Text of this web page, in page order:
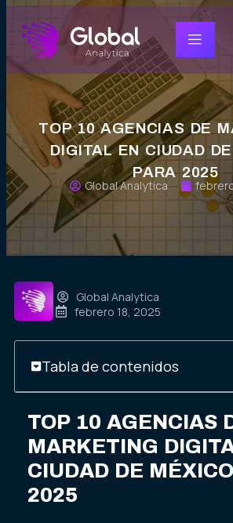
TOP 10 AGENCIAS DE
DIGITAL EN CIUDAD
PARA 2025
Global Analytica
Global Analytica
febrero 18, 2025
Tabla de contenidos
TOP 10 AGENCIAS
MARKETING
CIUDAD DE
2025